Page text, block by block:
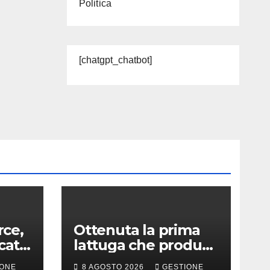
Politica
[chatgpt_chatbot]
Ottenuta la prima
lattuga che produce
una proteina chiave
8 AGOSTO 2026 GESTIONE